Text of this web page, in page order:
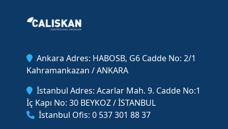
Ankara Adres: HABOSB, G6 Cadde No: 2/1
Kahramankazan / ANKARA
İstanbul Adres: Acarlar Mah. 9. Cadde No:1
İç Kapı No: 30 BEYKOZ / İSTANBUL
İstanbul Ofis: 0 537 301 88 37